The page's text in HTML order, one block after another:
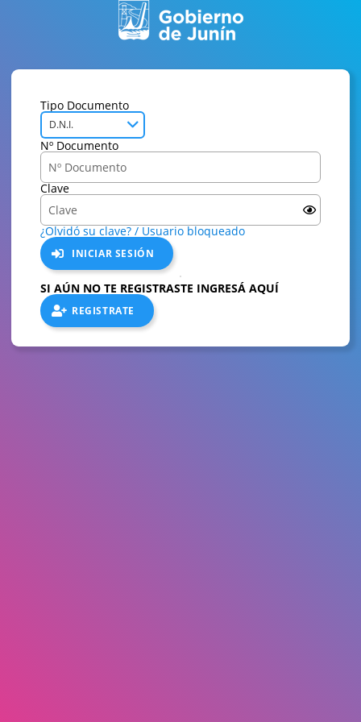
Tipo Documento
D.N.I.
Nº Documento
Clave
¿Olvidó su clave? / Usuario bloqueado
INICIAR SESIÓN
SI AÚN NO TE REGISTRASTE INGRESÁ AQUÍ
REGISTRATE